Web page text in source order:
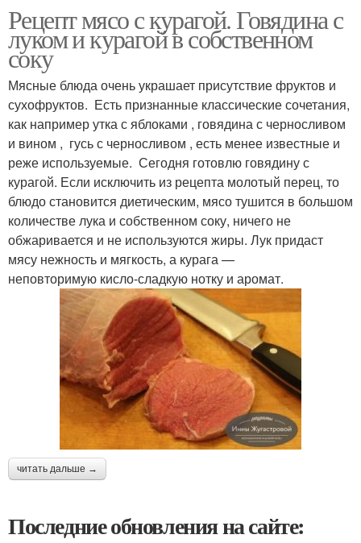
Рецепт мясо с курагой. Говядина с
луком и курагой в собственном
соку
Мясные блюда очень украшает присутствие фруктов и
сухофруктов. Есть признанные классические сочетания,
как например утка с яблоками , говядина с черносливом
и вином , гусь с черносливом , есть менее известные и
реже используемые. Сегодня готовлю говядину с
курагой. Если исключить из рецепта молотый перец, то
блюдо становится диетическим, мясо тушится в большом
количестве лука и собственном соку, ничего не
обжаривается и не используются жиры. Лук придаст
мясу нежность и мягкость, а курага —
неповторимую кисло-сладкую нотку и аромат.
читать дальше →
Последние обновления на сайте: